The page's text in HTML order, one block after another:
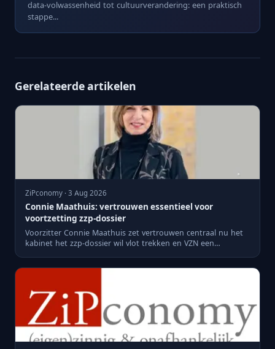
data-volwassenheid tot cultuurverandering: een praktisch
stappe...
Gerelateerde artikelen
ZiPconomy · 3 Aug 2026
Connie Maathuis: vertrouwen essentieel voor
voortzetting zzp-dossier
Voorzitter Connie Maathuis zet vertrouwen centraal nu het
kabinet het zzp-dossier wil vlot trekken en VZN een